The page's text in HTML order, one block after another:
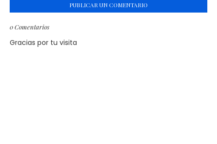
PUBLICAR UN COMENTARIO
0 Comentarios
Gracias por tu visita